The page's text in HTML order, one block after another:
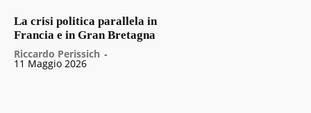
La crisi politica parallela in
Francia e in Gran Bretagna
Riccardo Perissich -
11 Maggio 2026